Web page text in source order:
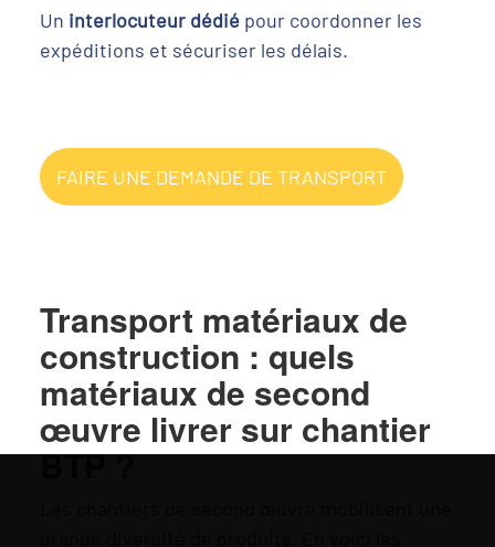
Un interlocuteur dédiépour coordonner les
expéditions et sécuriser les délais.
FAIRE UNE DEMANDE DE TRANSPORT
Transport matériaux de
construction : quels
matériaux de second
œuvre livrer sur chantier
BTP ?